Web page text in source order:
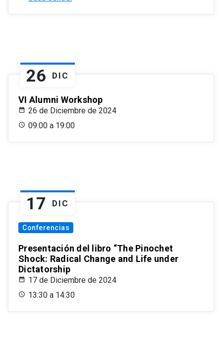
26 DIC
VI Alumni Workshop
26 de Diciembre de 2024
09:00 a 19:00
17 DIC
Conferencias
Presentación del libro “The Pinochet
Shock: Radical Change and Life under
Dictatorship
17 de Diciembre de 2024
13:30 a 14:30